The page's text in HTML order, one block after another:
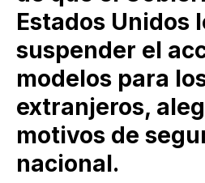
Estados Unidos
suspender el
modelos para
extranjeros,
motivos de
nacional.